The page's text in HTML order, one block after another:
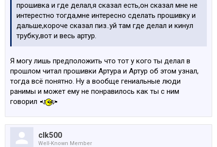
прошивка и где делал,я сказал есть,он сказал мне не
интерестно тогда,мне интересно сделать прошивку и
дальше,короче сказал пиз..уй там где делал и кинул
трубку,вот и весь артур.
Я могу лишь предположить что тот у кого ты делал в
прошлом читал прошивки Артура и Артур об этом узнал,
тогда всё понятно. Ну а вообще гениальные люди
ранимы и может ему не понравилось как ты с ним
говорил
clk500
Well-Known Member